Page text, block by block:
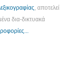
, αποτελεί
δια-δικτυακά